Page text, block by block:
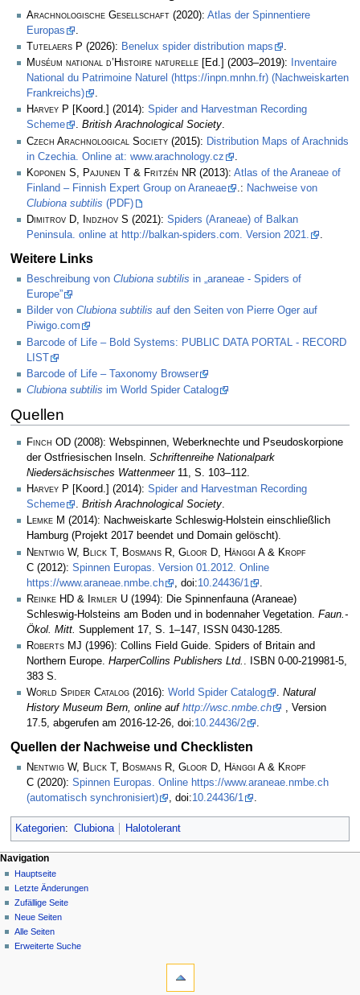
Arachnologische Gesellschaft (2020): Atlas der Spinnentiere
Europas
Tutelaers P (2026): Benelux spider distribution maps
.
Muséum national d’Histoire naturelle [Ed.] (2003–2019):
Inventaire
National du Patrimoine Naturel (https://inpn.mnhn.fr) (Nachweiskarten
Frankreichs)
.
Harvey P [Koord.] (2014): Spider and Harvestman Recording
Scheme
. British Arachnological Society.
Czech Arachnological Society (2015): Distribution Maps of Arachnids
in Czechia. Online at: www.arachnology.cz
Koponen S, Pajunen T & Fritzén NR (2013): Atlas of the Araneae of
Finland – Finnish Expert Group on Araneae
.: Nachweise von
Clubiona subtilis (PDF)
Dimitrov D, Indzhov S (2021): Spiders (Araneae) of Balkan
Peninsula. online at http://balkan-spiders.com. Version 2021.
.
Weitere Links
Beschreibung von Clubiona subtilis in „araneae - Spiders of
Europe”
Bilder von Clubiona subtilis auf den Seiten von Pierre Oger auf
Piwigo.com
Barcode of Life – Bold Systems: PUBLIC DATA PORTAL - RECORD
LIST
Barcode of Life – Taxonomy Browser
Clubiona subtilis im World Spider Catalog
Quellen
Finch OD (2008): Webspinnen, Weberknechte und Pseudoskorpione
der Ostfriesischen Inseln. Schriftenreihe Nationalpark
Niedersächsisches Wattenmeer11, S. 103–112.
Harvey P [Koord.] (2014): Spider and Harvestman Recording
Scheme
. British Arachnological Society.
Lemke M (2014): Nachweiskarte Schleswig-Holstein einschließlich
Hamburg (Projekt 2017 beendet und Domain gelöscht).
Nentwig W, Blick T, Bosmans R, Gloor D, Hänggi A & Kropf
C (2012): Spinnen Europas. Version 01.2012. Online
https://www.araneae.nmbe.ch
, doi:10.24436/1
Reinke HD & Irmler U (1994): Die Spinnenfauna (Araneae)
Schleswig-Holsteins am Boden und in bodennaher Vegetation. Faun.-
Ökol. Mitt. Supplement 17, S. 1–147, ISSN 0430-1285.
Roberts MJ (1996): Collins Field Guide. Spiders of Britain and
Northern Europe. HarperCollins Publishers Ltd. . ISBN 0-00-219981-5,
383 S.
World Spider Catalog (2016): World Spider Catalog . Natural
History Museum Bern, online auf http://wsc.nmbe.ch
, Version
17.5, abgerufen am 2016-12-26, doi:10.24436/2 .
Quellen der Nachweise und Checklisten
Nentwig W, Blick T, Bosmans R, Gloor D, Hänggi A & Kropf
C (2020): Spinnen Europas. Online https://www.araneae.nmbe.ch
(automatisch synchronisiert)
, doi:10.24436/1 .
Kategorien: Clubiona Halotolerant
Navigation
Hauptseite
Letzte Änderungen
Zufällige Seite
Neue Seiten
Alle Seiten
Erweiterte Suche